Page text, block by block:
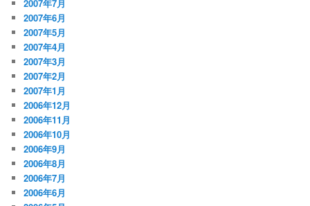
2007年7月
2007年6月
2007年5月
2007年4月
2007年3月
2007年2月
2007年1月
2006年12月
2006年11月
2006年10月
2006年9月
2006年8月
2006年7月
2006年6月